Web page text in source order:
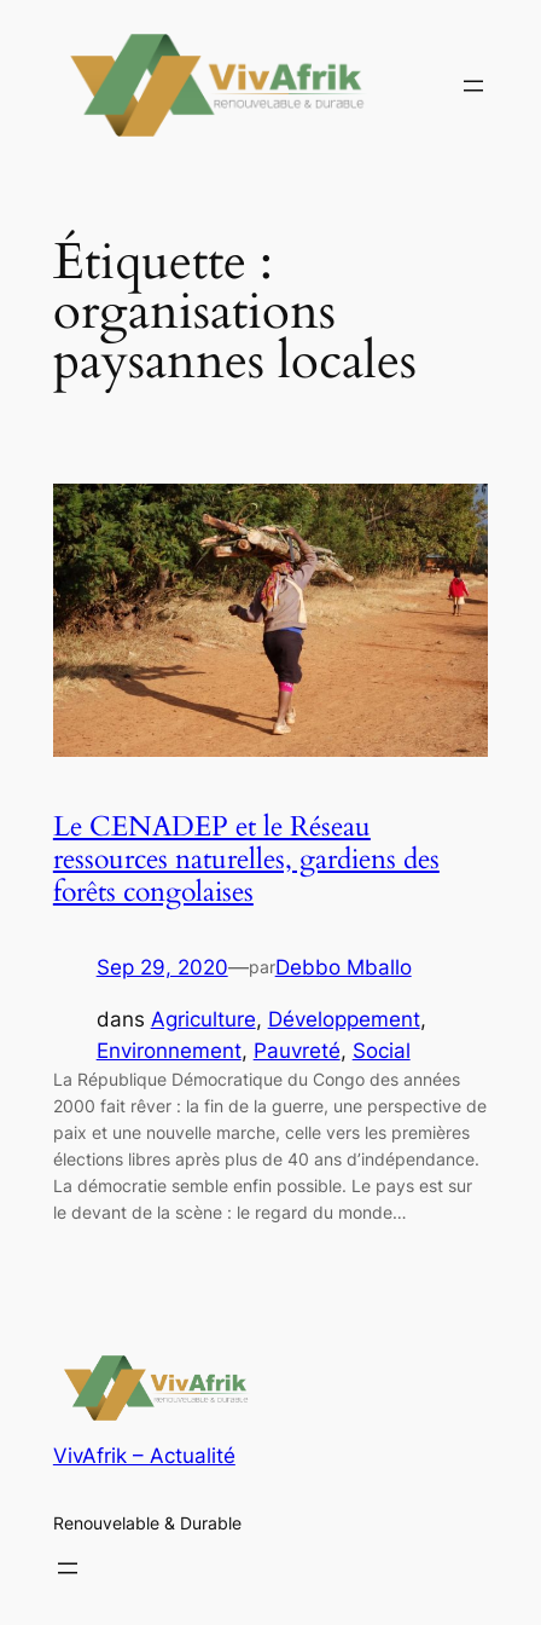
contenu
Étiquette :
organisations
paysannes locales
Le CENADEP et le Réseau
ressources naturelles, gardiens des
forêts congolaises
Sep 29, 2020—parDebbo Mballo
dans Agriculture, Développement
Environnement, Pauvreté, Social
La République Démocratique du Congo des années
2000 fait rêver : la fin de la guerre, une perspective de
paix et une nouvelle marche, celle vers les premières
élections libres après plus de 40 ans d’indépendance.
La démocratie semble enfin possible. Le pays est sur
le devant de la scène : le regard du monde…
VivAfrik – Actualité
Renouvelable & Durable